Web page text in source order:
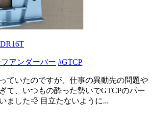
アンダーバー #GTCP
ていたのですが、仕事の異動先の問題や
て、いつもの酔った勢いでGTCPのパー
ました💨 目立たないように...